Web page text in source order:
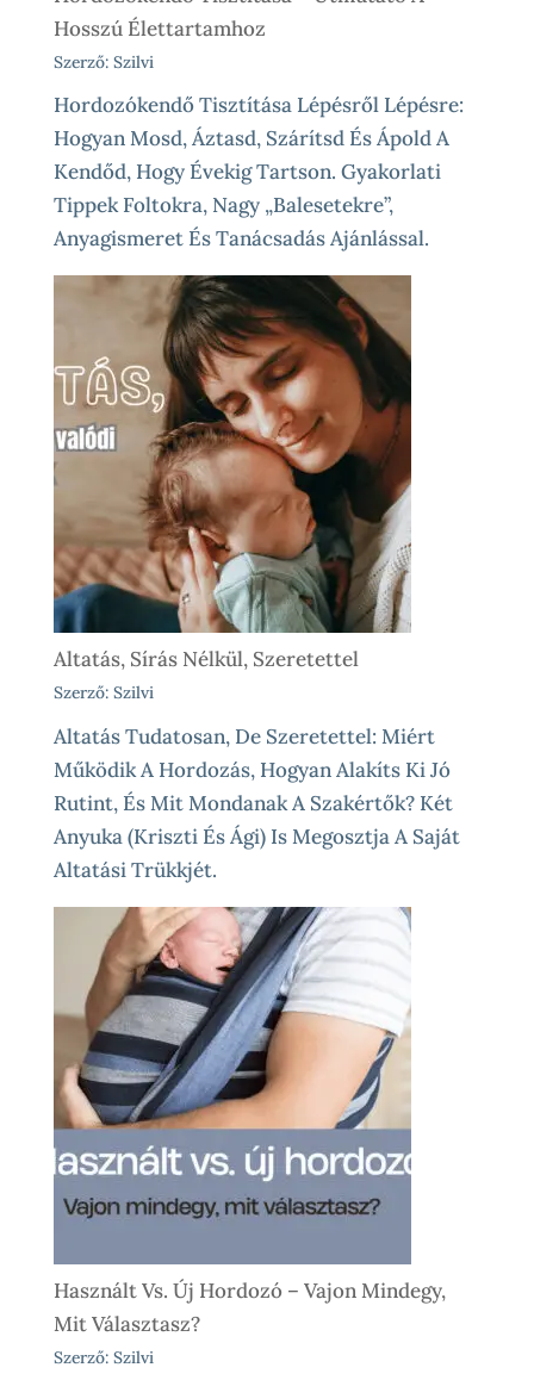
Hosszú Élettartamhoz
Szerző: Szilvi
Hordozókendő Tisztítása Lépésről Lépésre:
Hogyan Mosd, Áztasd, Szárítsd És Ápold A
Kendőd, Hogy Évekig Tartson. Gyakorlati
Tippek Foltokra, Nagy „balesetekre”,
Anyagismeret És Tanácsadás Ajánlással.
Altatás, Sírás Nélkül, Szeretettel
Szerző: Szilvi
Altatás Tudatosan, De Szeretettel: Miért
Működik A Hordozás, Hogyan Alakíts Ki Jó
Rutint, És Mit Mondanak A Szakértők? Két
Anyuka (Kriszti És Ági) Is Megosztja A Saját
Altatási Trükkjét.
Használt Vs. Új Hordozó – Vajon Mindegy,
Mit Választasz?
Szerző: Szilvi